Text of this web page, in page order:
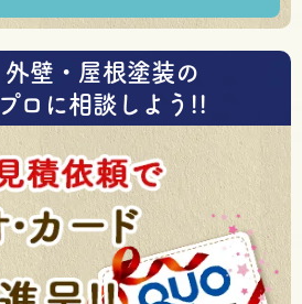
外壁・屋根塗装の
プロに相談しよう!!